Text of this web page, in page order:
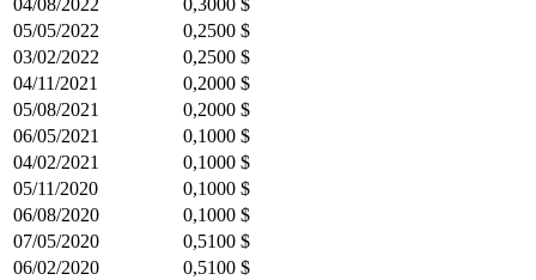
05/05/2022
0,2500 $
03/02/2022
0,2500 $
04/11/2021
0,2000 $
05/08/2021
0,2000 $
06/05/2021
0,1000 $
04/02/2021
0,1000 $
05/11/2020
0,1000 $
06/08/2020
0,1000 $
07/05/2020
0,5100 $
06/02/2020
0,5100 $